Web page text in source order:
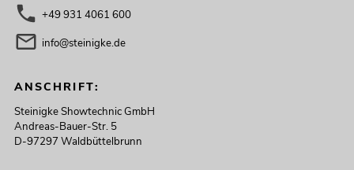
+49 931 4061 600
info@steinigke.de
ANSCHRIFT:
Steinigke Showtechnic GmbH
Andreas-Bauer-Str. 5
D-97297 Waldbüttelbrunn